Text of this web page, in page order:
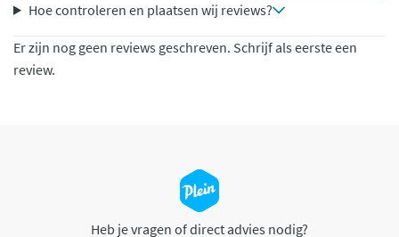
Hoe controleren en plaatsen wij reviews?
Er zijn nog geen reviews geschreven. Schrijf als eerste een
review.
Heb je vragen of direct advies nodig?